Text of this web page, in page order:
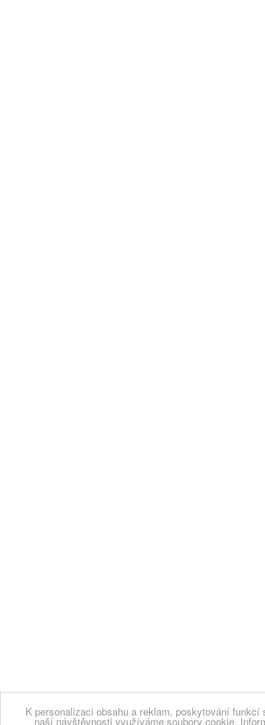
K personalizaci obsahu a reklam, poskytování
naší návštěvnosti využíváme soubory cookie.